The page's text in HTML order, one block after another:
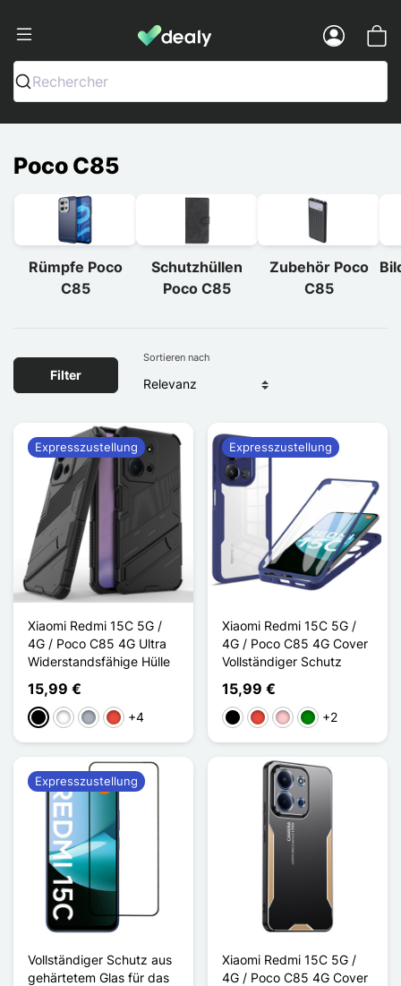
Dealy - Hüllen und Zubehör für
Rechercher
Poco C85
Rümpfe Poco
C85
Schutzhüllen
Poco C85
Zubehör Poco
C85
Filter
Sortieren nach
Xiaomi Redmi 15C 5G /
4G / Poco C85 4G Ultra
Widerstandsfähige Hülle
15,99 €
Schwarz
WeißGrauRot +4
Expresszustellung
Xiaomi Redmi 15C 5G /
4G / Poco C85 4G Cover
Vollständiger Schutz
15,99 €
Schwarz
Rot PinkGrün+2
Expresszustellung
Vollständiger Schutz aus
gehärtetem Glas für das
Expresszustellung
Xiaomi Redmi 15C 5G /
4G / Poco C85 4G Cover